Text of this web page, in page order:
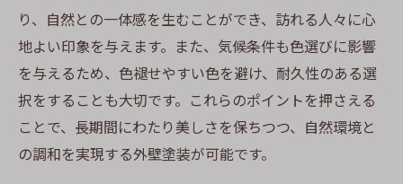
り、自然との一体感を生むことができ、訪れる人々に心
地よい印象を与えます。また、気候条件も色選びに影響
を与えるため、色褪せやすい色を避け、耐久性のある選
択をすることも大切です。これらのポイントを押さえる
ことで、長期間にわたり美しさを保ちつつ、自然環境と
の調和を実現する外壁塗装が可能です。